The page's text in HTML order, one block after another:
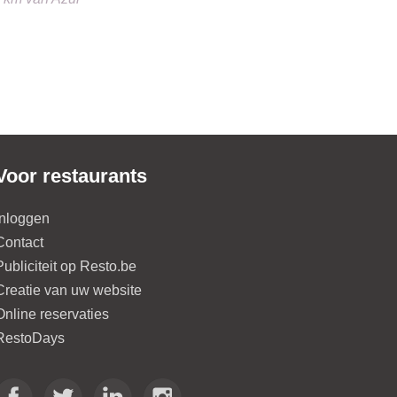
restaurants
Inloggen
op Resto.be
van uw website
reservaties